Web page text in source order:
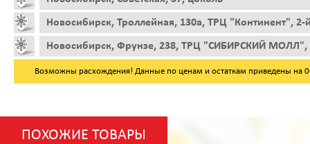
Новосибирск, Троллейная, 130а, ТРЦ "Континент", 2-
Новосибирск, Фрунзе, 238, ТРЦ "СИБИРСКИЙ МОЛЛ",
Возможны расхождения! Данные по ценам и остаткам приведены на
ПОХОЖИЕ ТОВАРЫ